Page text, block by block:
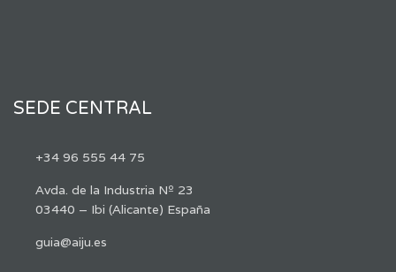
SEDE CENTRAL
+34 96 555 44 75
Avda. de la Industria Nº 23
03440 – Ibi (Alicante) España
guia@aiju.es